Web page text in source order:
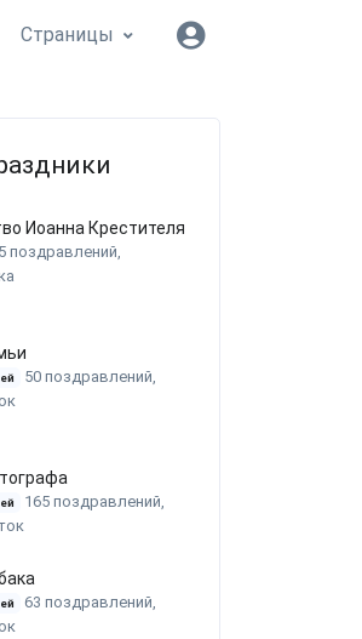
Страницы
Иоанна Крестителя
поздравлений,
50 поздравлений,
165 поздравлений,
63 поздравлений,